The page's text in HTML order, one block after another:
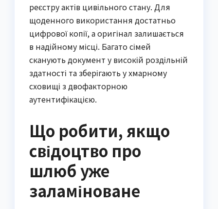
реєстру актів цивільного стану. Для
щоденного використання достатньо
цифрової копії, а оригінал залишається
в надійному місці. Багато сімей
сканують документ у високій роздільній
здатності та зберігають у хмарному
сховищі з двофакторною
аутентифікацією.
Що робити, якщо
свідоцтво про
шлюб уже
заламіноване